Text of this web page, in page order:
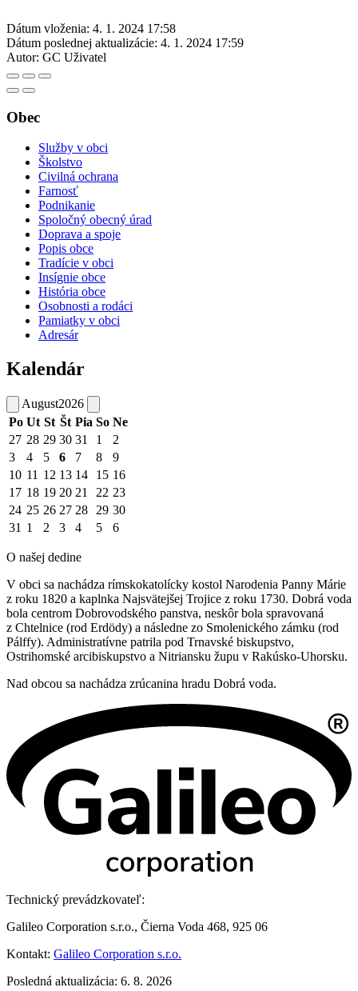
Dátum vloženia: 4. 1. 2024 17:58
Dátum poslednej aktualizácie: 4. 1. 2024 17:59
Autor: GC Uživatel
Obec
Služby v obci
Školstvo
Civilná ochrana
Farnosť
Podnikanie
Spoločný obecný úrad
Doprava a spoje
Popis obce
Tradície v obci
Insígnie obce
História obce
Osobnosti a rodáci
Pamiatky v obci
Adresár
Kalendár
August2026
Po Ut St Št Pia So Ne
27 28 29 30 31 1
2
3
4 5 6 7 8
9
10 11 12 13 14 15 16
17 18 19 20 21 22 23
24 25 26 27 28 29 30
31 1 2 3 4 5 6
O našej dedine
V obci sa nachádza rímskokatolícky kostol Narodenia Panny Márie
z roku 1820 a kaplnka Najsvätejšej Trojice z roku 1730. Dobrá voda
bola centrom Dobrovodského panstva, neskôr bola spravovaná
z Chtelnice (rod Erdödy) a následne zo Smolenického zámku (rod
Pálffy). Administratívne patrila pod Trnavské biskupstvo,
Ostrihomské arcibiskupstvo a Nitriansku župu v Rakúsko-Uhorsku.
Nad obcou sa nachádza zrúcanina hradu Dobrá voda.
Technický prevádzkovateľ:
Galileo Corporation s.r.o., Čierna Voda 468, 925 06
Kontakt: Galileo Corporation s.r.o.
Posledná aktualizácia: 6. 8. 2026